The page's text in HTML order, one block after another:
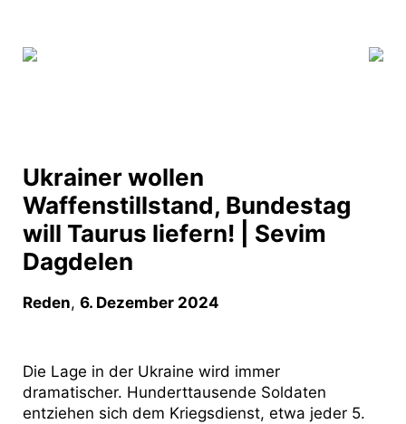
Ukrainer wollen
Waffenstillstand, Bundestag
will Taurus liefern! | Sevim
Dagdelen
Reden, 6. Dezember 2024
Die Lage in der Ukraine wird immer
dramatischer. Hunderttausende Soldaten
entziehen sich dem Kriegsdienst, etwa jeder 5.